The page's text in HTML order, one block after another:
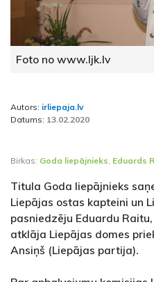
Foto no www.ljk.lv
Autors: irliepaja.lv
Datums: 13.02.2020
Birkas: Goda liepājnieks, Eduards
Titula Goda liepājnieks
Liepājas ostas kapteini un
pasniedzēju Eduardu
atklāja Liepājas domes
Ansiņš (Liepājas partija).